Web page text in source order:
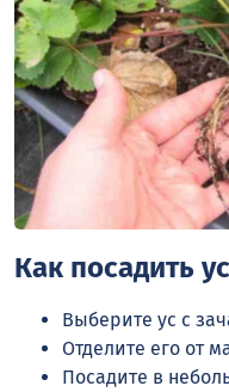
Как посадить
Выберите ус с
Отделите его от
Посадите в